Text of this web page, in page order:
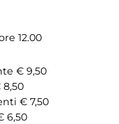
12.00
€ 9,50
€ 7,50
6,50